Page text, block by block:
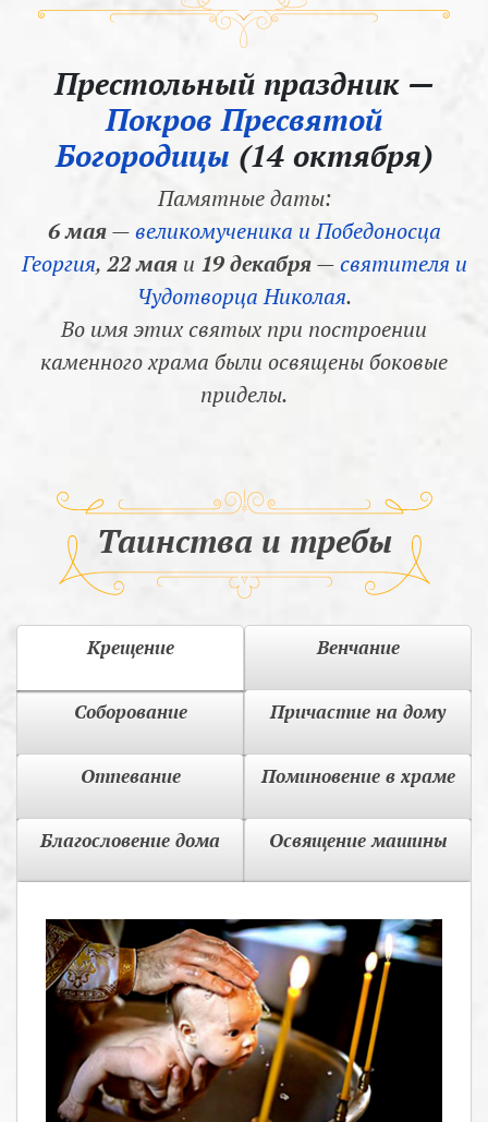
Престольный праздник —
Покров Пресвятой
Богородицы (14 октября)
Памятные даты:
6 мая—великомученика и Победоносца
Георгия, 22 маяи 19 декабря—святителя и
Чудотворца Николая.
Во имя этих святых при построении
каменного храма были освящены боковые
приделы.
Таинства и требы
Крещение Венчание
Соборование Причастие на дому
Отпевание Поминовение в храме
Благословение дома Освящение машины